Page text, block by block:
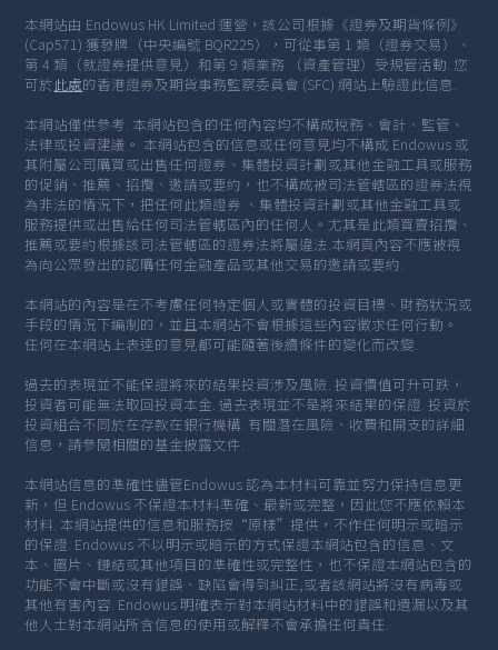
本網站由 Endowus HK Limited 運營，該公司根據《證券及期貨條例》
(Cap571) 獲發牌（中央編號 BQR225），可從事第 1 類（證券交易）、
第 4 類（就證券提供意見）和第 9 類業務 （資產管理）受規管活動. 您
可於此處的香港證券及期貨事務監察委員會 (SFC) 網站上驗證此信息.
本網站僅供參考. 本網站包含的任何內容均不構成稅務、會計、監管、
法律或投資建議。 本網站包含的信息或任何意見均不構成 Endowus 或
其附屬公司購買或出售任何證券、集體投資計劃或其他金融工具或服務
的促銷、推薦、招攬、邀請或要約，也不構成被司法管轄區的證券法視
為非法的情況下，把任何此類證券 、集體投資計劃或其他金融工具或
服務提供或出售給任何司法管轄區內的任何人。尤其是此類買賣招攬、
推薦或要約根據該司法管轄區的證券法將屬違法.本網頁內容不應被視
為向公眾發出的認購任何金融產品或其他交易的邀請或要約.
本網站的內容是在不考慮任何特定個人或實體的投資目標、財務狀況或
手段的情況下編制的，並且本網站不會根據這些內容徵求任何行動。
任何在本網站上表達的意見都可能隨著後續條件的變化而改變.
過去的表現並不能保證將來的結果投資涉及風險. 投資價值可升可跌，
投資者可能無法取回投資本金. 過去表現並不是將來結果的保證. 投資於
投資組合不同於在存款在銀行機構. 有關潛在風險、收費和開支的詳細
信息，請參閱相關的基金披露文件.
本網站信息的準確性儘管Endowus 認為本材料可靠並努力保持信息更
新，但 Endowus 不保證本材料準確、最新或完整，因此您不應依賴本
材料. 本網站提供的信息和服務按“原樣”提供，不作任何明示或暗示
的保證. Endowus 不以明示或暗示的方式保證本網站包含的信息、文
本、圖片、鏈結或其他項目的準確性或完整性，也不保證本網站包含的
功能不會中斷或沒有錯誤、缺陷會得到糾正,或者該網站將沒有病毒或
其他有害內容. Endowus 明確表示對本網站材料中的錯誤和遺漏以及其
他人士對本網站所含信息的使用或解釋不會承擔任何責任.